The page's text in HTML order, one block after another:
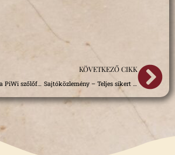
Bene Zsuzsanna: a PiWi szőlőfajtákból készített borok borkémiai jellemzői, a szárazság stressz elleni védekezőképességük vizsgálata
KÖVETKEZŐ CIKK
Sajtóközlemény – Teljes sikert hozott az Ez Natúr Sümegen!